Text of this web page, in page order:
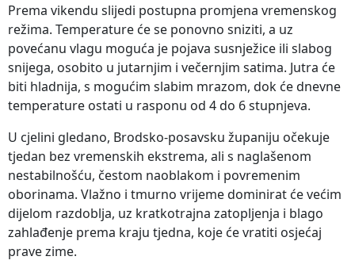
Prema vikendu slijedi postupna promjena vremenskog
režima. Temperature će se ponovno sniziti, a uz
povećanu vlagu moguća je pojava susnježice ili slabog
snijega, osobito u jutarnjim i večernjim satima. Jutra će
biti hladnija, s mogućim slabim mrazom, dok će dnevne
temperature ostati u rasponu od 4 do 6 stupnjeva.
U cjelini gledano, Brodsko-posavsku županiju očekuje
tjedan bez vremenskih ekstrema, ali s naglašenom
nestabilnošću, čestom naoblakom i povremenim
oborinama. Vlažno i tmurno vrijeme dominirat će većim
dijelom razdoblja, uz kratkotrajna zatopljenja i blago
zahlađenje prema kraju tjedna, koje će vratiti osjećaj
prave zime.